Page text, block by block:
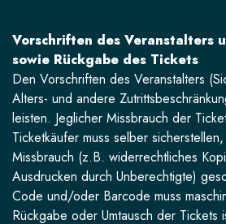
Vorschriften des Veranstalters
sowie Rückgabe des Tickets
Den Vorschriften des Veranstalters
Alters- und andere
leisten. Jeglicher Missbrauch der
Ticketkäufer muss selber
Missbrauch (z.B. widerrechtliches
Ausdrucken durch Unberechtigte)
Code und/oder Barcode muss
Rückgabe oder Umtausch der Tickets